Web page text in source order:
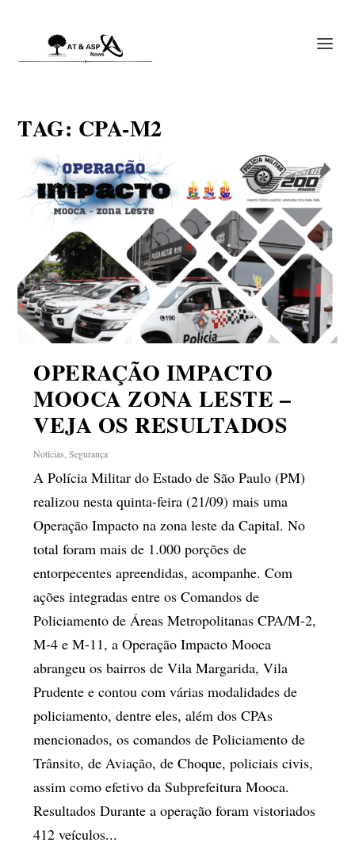
TAG: CPA-M2
OPERAÇÃO IMPACTO
MOOCA ZONA LESTE –
VEJA OS RESULTADOS
Notícias ,Segurança
A Polícia Militar do Estado de São Paulo (PM)
realizou nesta quinta-feira (21/09) mais uma
Operação Impacto na zona leste da Capital. No
total foram mais de 1.000 porções de
entorpecentes apreendidas, acompanhe. Com
ações integradas entre os Comandos de
Policiamento de Áreas Metropolitanas CPA/M-2,
M-4 e M-11, a Operação Impacto Mooca
abrangeu os bairros de Vila Margarida, Vila
Prudente e contou com várias modalidades de
policiamento, dentre eles, além dos CPAs
mencionados, os comandos de Policiamento de
Trânsito, de Aviação, de Choque, policiais civis,
assim como efetivo da Subprefeitura Mooca.
Resultados Durante a operação foram vistoriados
412 veículos...